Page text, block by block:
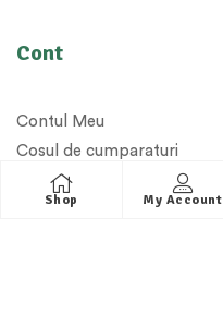
Shop My Account
Cont
Contul Meu
Cosul de cumparaturi
Magazin Online